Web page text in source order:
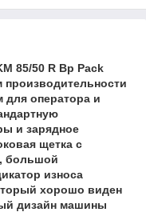
85/50 R Bp Pack
оператора и
и зарядное
щетка с
большой
износа
хорошо виден
дизайн машины